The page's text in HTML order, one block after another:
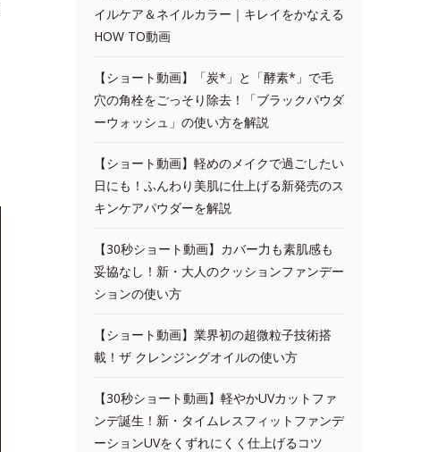
イルケア＆ネイルカラー｜キレイをかなえる
HOW TO動画
【ショート動画】「炭*」と「酵素*」で毛
穴の角栓をごっそり除去！「ブラックパウダ
ーウォッシュ」の使い方を解説
【ショート動画】軽めのメイクで過ごしたい
日にも！ふんわり美肌に仕上げる新発売のス
キンケアパウダーを解説
【30秒ショート動画】カバー力も素肌感も
妥協なし！新・大人のクッションファンデー
ションの使い方
【ショート動画】業界初の超微粒子技術搭
載！ザ クレンジングオイルの使い方
【30秒ショート動画】軽やかUVカットファ
ンデ誕生！新・タイムレスフィットファンデ
ーションUVをくずれにくく仕上げるコツ